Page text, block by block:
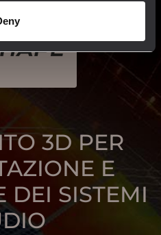
3D PER
E
DEI SISTEMI